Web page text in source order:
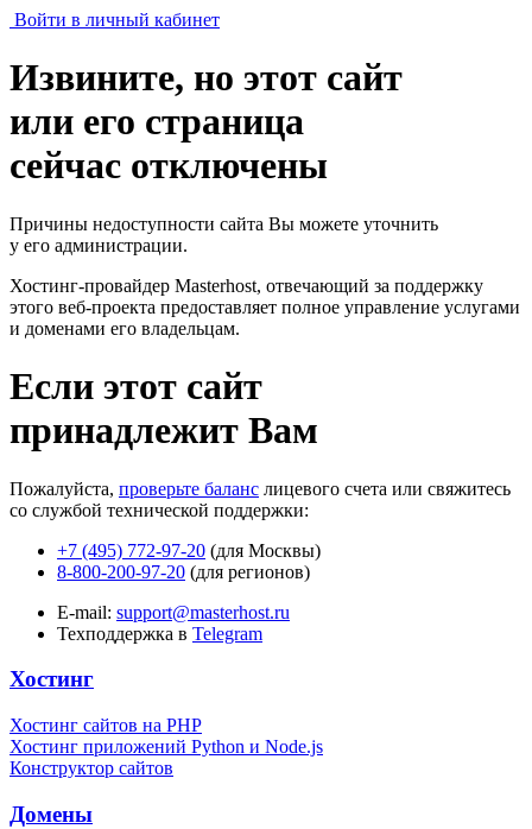
Войти в личный кабинет
Извините, но этот сайт
или его страница
сейчас отключены
Причины недоступности сайта Вы можете уточнить
у его администрации.
Хостинг-провайдер Masterhost, отвечающий за поддержку
этого веб-проекта предоставляет полное управление услугами
и доменами его владельцам.
Если этот сайт
принадлежит Вам
Пожалуйста, проверьте баланс лицевого счета или свяжитесь
со службой технической поддержки:
+7 (495) 772-97-20 (для Москвы)
8-800-200-97-20 (для регионов)
E-mail: support@masterhost.ru
Техподдержка в Telegram
Хостинг
Хостинг сайтов на PHP
Хостинг приложений Python и Node.js
Конструктор сайтов
Домены